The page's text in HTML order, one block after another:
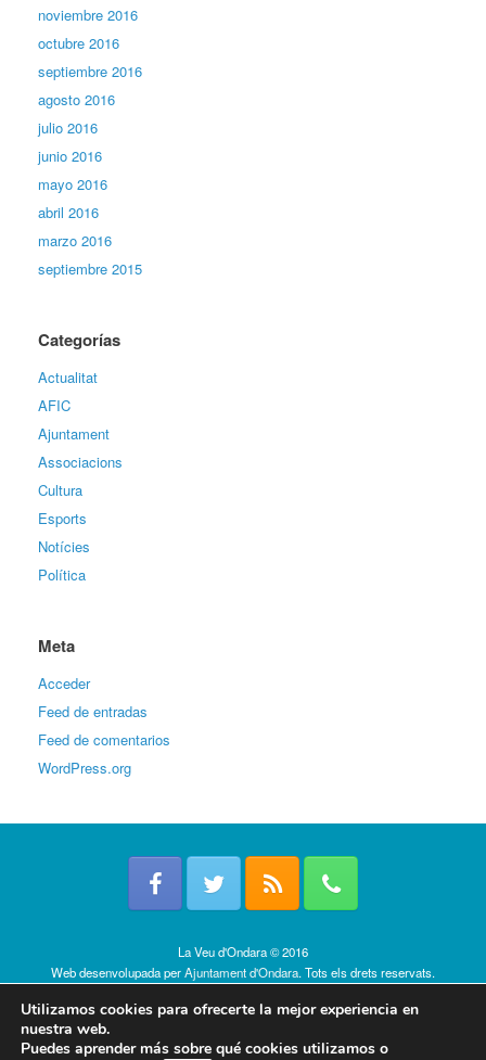
noviembre 2016
octubre 2016
septiembre 2016
agosto 2016
julio 2016
junio 2016
mayo 2016
abril 2016
marzo 2016
septiembre 2015
Categorías
Actualitat
AFIC
Ajuntament
Associacions
Cultura
Esports
Notícies
Política
Meta
Acceder
Feed de entradas
Feed de comentarios
WordPress.org
La Veu d'Ondara © 2016
Web desenvolupada perAjuntament d'Ondara. Tots els drets reservats.
Utilizamos cookies para ofrecerte la mejor experiencia en
nuestra web.
Puedes aprender más sobre qué cookies utilizamos o